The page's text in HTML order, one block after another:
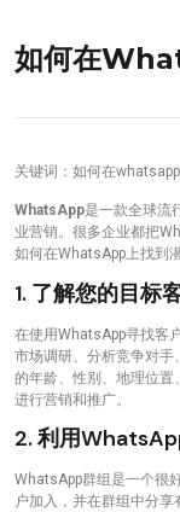
如何在
关键词：如何在
WhatsApp是一款全球流
业营销。很多企业都把
如何在WhatsApp上找到
1. 了解您的目标
在使用WhatsApp寻找客
市场调研、分析竞争对手
的年龄、性别、地理位
进行营销和推广。
2. 利用
WhatsApp群组是一个很
户加入，并在群组中分